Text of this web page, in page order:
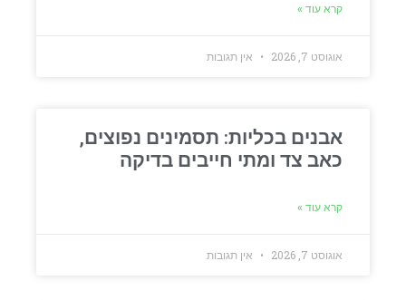
קרא עוד »
אוגוסט 7, 2026 אין תגובות
אבנים בכליות: תסמינים נפוצים,
כאב צד ומתי חייבים בדיקה
קרא עוד »
אוגוסט 7, 2026 אין תגובות